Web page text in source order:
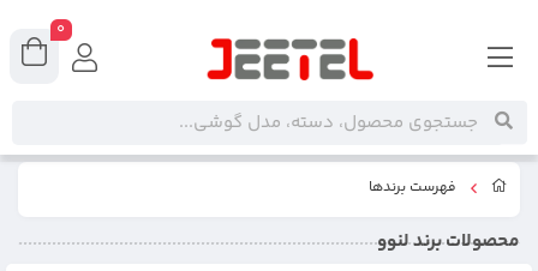
فهرست برندها
محصولات برند لنوو
0